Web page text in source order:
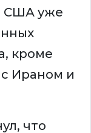
США уже
кроме
Ираном и
что